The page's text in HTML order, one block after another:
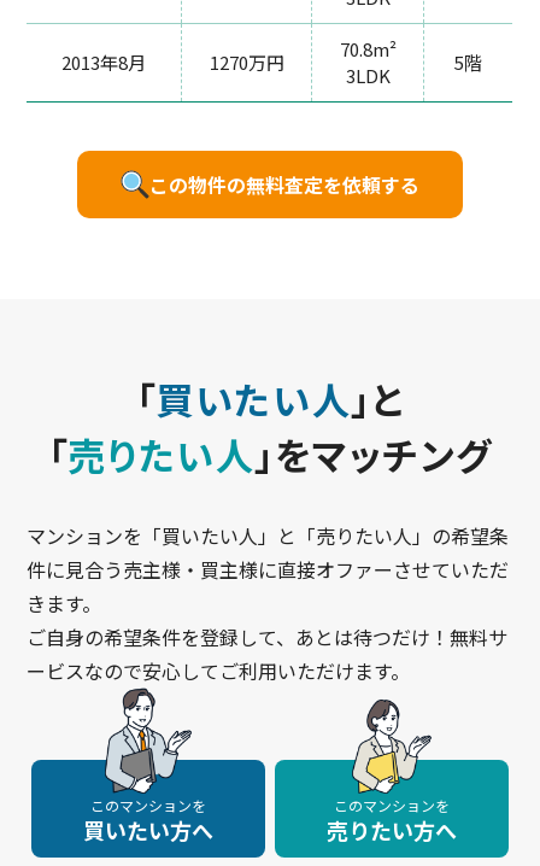
2013年8月 1270万円
70.8m²
3LDK
5階
この物件の無料査定を依頼する
「買いたい人」と
「売りたい人」をマッチング
マンションを「買いたい人」と「売りたい人」の希望条
件に見合う売主様・買主様に直接オファーさせていただ
きます。
ご自身の希望条件を登録して、あとは待つだけ！無料サ
ービスなので安心してご利用いただけます。
このマンションを
買いたい方へ
このマンションを
売りたい方へ